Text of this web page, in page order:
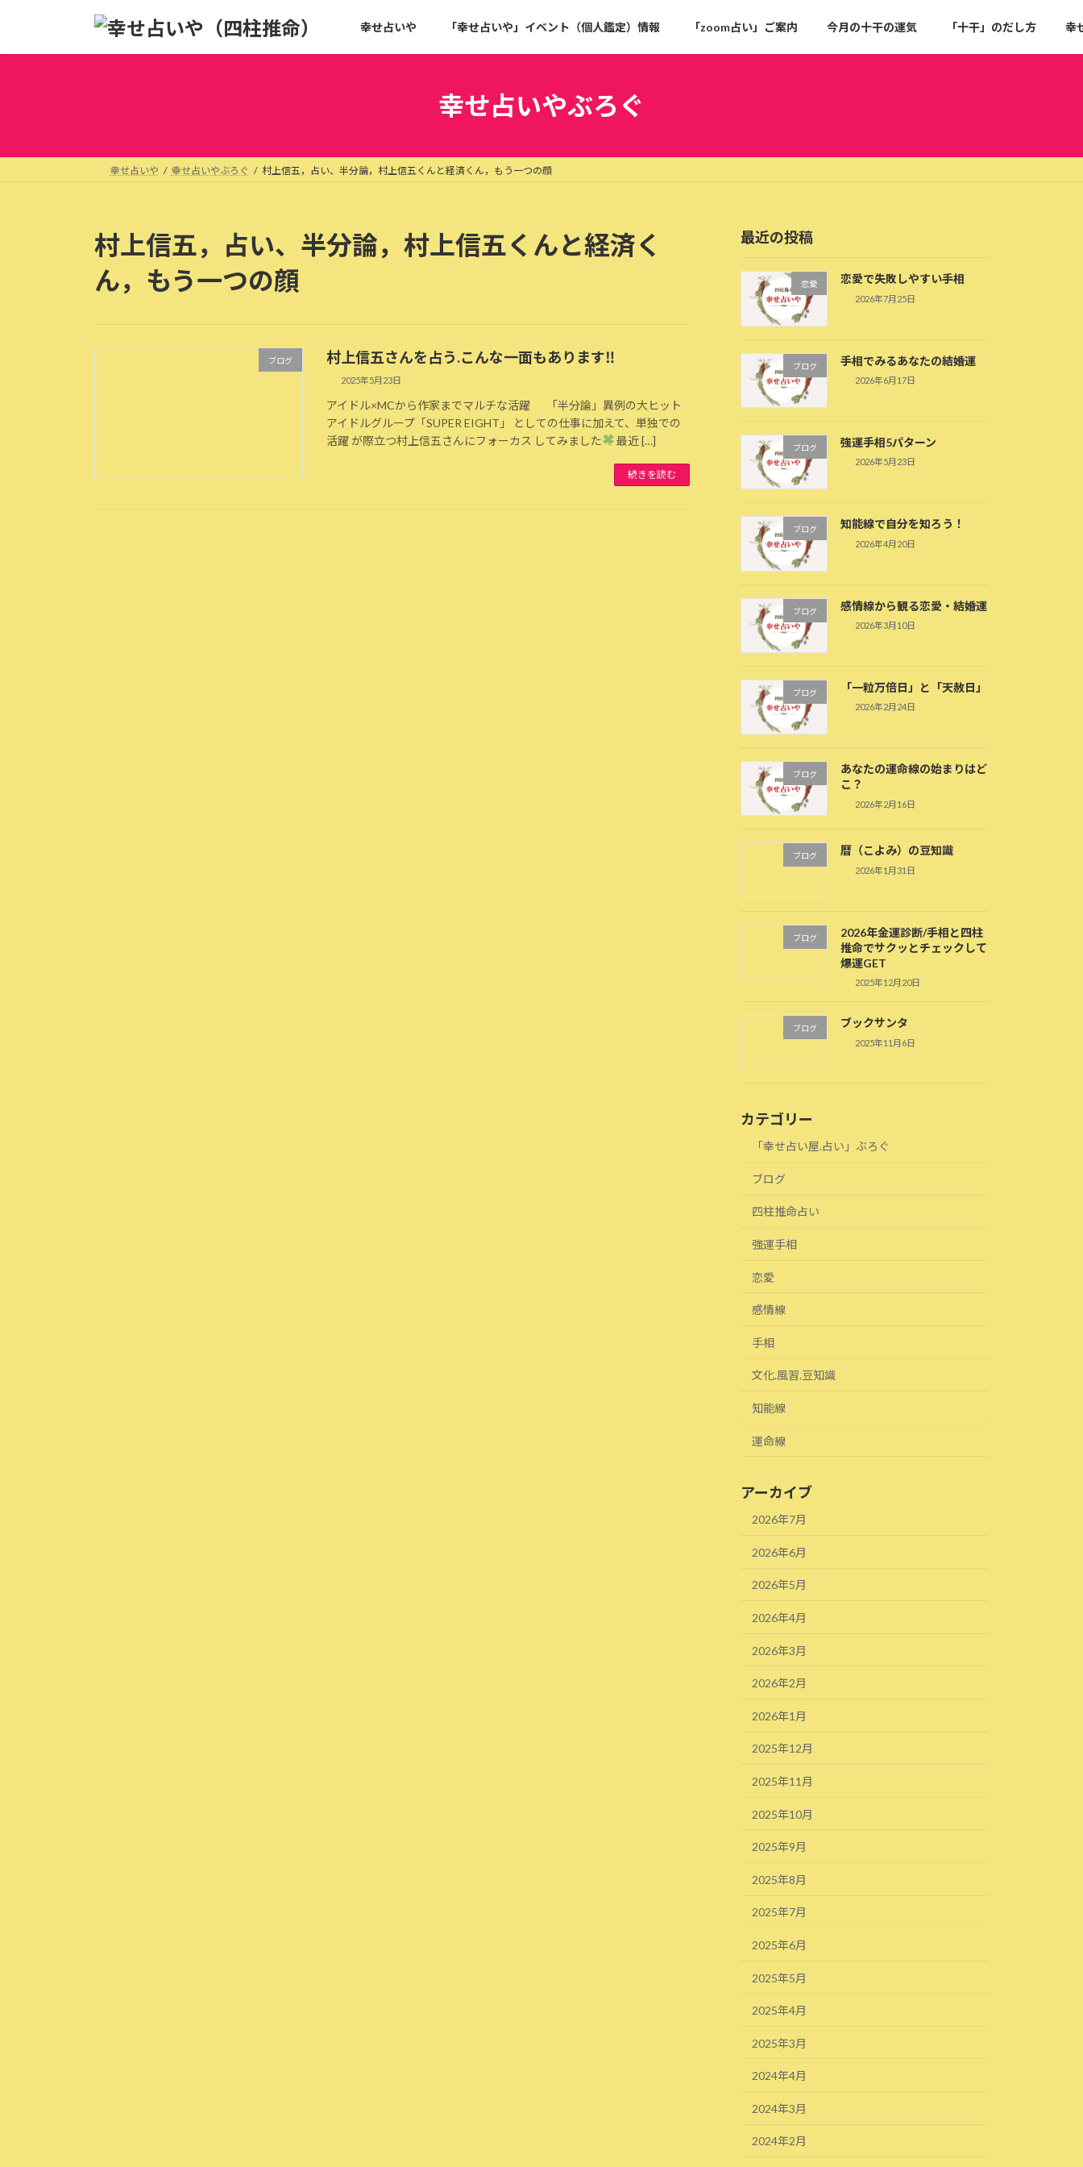
幸せ占いや 「幸せ占いや」イベント（個人鑑定）情報 「zoom占い」ご案内 今月の十干の運気 「十干」のだし方 幸
幸せ占いやぶろぐ
幸せ占いや 幸せ占いやぶろぐ 村上信五，占い、半分論，村上信五くんと経済くん，もう一つの顔
村上信五，占い、半分論，村上信五くんと経済く
ん，もう一つの顔
ブログ 村上信五さんを占う.こんな一面もあります‼
2025年5月23日
アイドル×MCから作家までマルチな活躍 「半分論」異例の大ヒット
アイドルグループ「SUPER EIGHT」 としての仕事に加えて、単独での
活躍 が際立つ村上信五さんにフォーカス してみました
最近 […]
続きを読む
最近の投稿
恋愛 恋愛で失敗しやすい手相
2026年7月25日
ブログ 手相でみるあなたの結婚運
2026年6月17日
ブログ 強運手相5パターン
2026年5月23日
ブログ 知能線で自分を知ろう！
2026年4月20日
ブログ 感情線から観る恋愛・結婚運
2026年3月10日
ブログ 「一粒万倍日」と「天赦日」
2026年2月24日
ブログ
あなたの運命線の始まりはど
こ？
2026年2月16日
ブログ 暦（こよみ）の豆知識
2026年1月31日
ブログ
2026年金運診断/手相と四柱
推命でサクッとチェックして
爆運GET
2025年12月20日
ブログ ブックサンタ
2025年11月6日
カテゴリー
「幸せ占い屋.占い」ぶろぐ
ブログ
四柱推命占い
強運手相
恋愛
感情線
手相
文化.風習.豆知識
知能線
運命線
アーカイブ
2026年7月
2026年6月
2026年5月
2026年4月
2026年3月
2026年2月
2026年1月
2025年12月
2025年11月
2025年10月
2025年9月
2025年8月
2025年7月
2025年6月
2025年5月
2025年4月
2025年3月
2024年4月
2024年3月
2024年2月